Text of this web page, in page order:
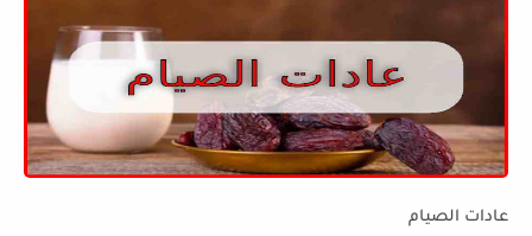
عادات الصيام